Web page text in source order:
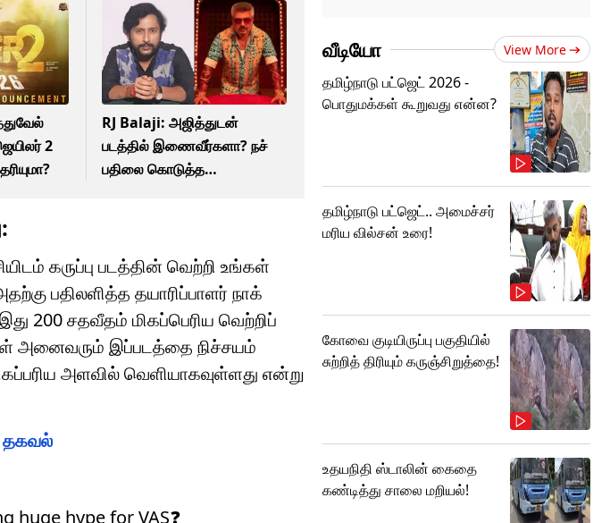
2
RJ Balaji: அஜித்துடன்
படத்தில் இணைவீர்களா? நச்
பதிலை கொடுத்த
கருப்பு படத்தின் வெற்றி உங்கள்
பதிலளித்த தயாரிப்பாளர் நாக்
200 சதவீதம் மிகப்பெரிய வெற்றிப்
அனைவரும் இப்படத்தை நிச்சயம்
அளவில் வெளியாகவுள்ளது என்று
தகவல்
huge hype for VAS❓
வீடியோ View More
தமிழ்நாடு பட்ஜெட் 2026 -
பொதுமக்கள் கூறுவது என்ன?
தமிழ்நாடு பட்ஜெட்.. அமைச்சர்
மரிய வில்சன் உரை!
கோவை குடியிருப்பு பகுதியில்
சுற்றித் திரியும் கருஞ்சிறுத்தை!
உதயநிதி ஸ்டாலின் கைதை
கண்டித்து சாலை மறியல்!